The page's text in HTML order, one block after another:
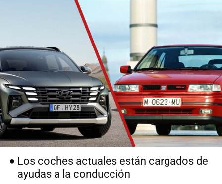
Los coches actuales están cargados de
ayudas a la conducción